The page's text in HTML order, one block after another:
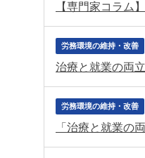
【専門家コラム
労務環境の維持・改善
治療と就業の両
労務環境の維持・改善
「治療と就業の